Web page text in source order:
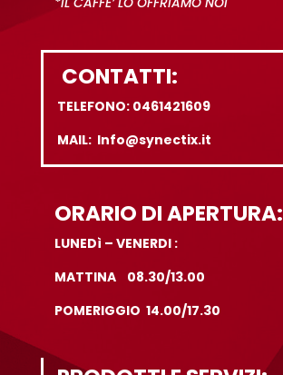
CONTATTI:
TELEFONO: 0461421609
MAIL: Info@synectix.it
ORARIO DI APERTURA:
LUNEDì – VENERDI :
MATTINA 08.30/13.00
POMERIGGIO 14.00/17.30